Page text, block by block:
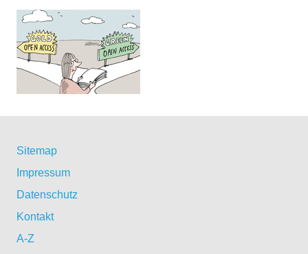
Sitemap
Impressum
Datenschutz
Kontakt
A-Z